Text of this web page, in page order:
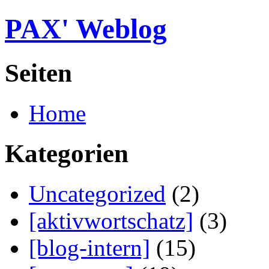
PAX' Weblog
Seiten
Home
Kategorien
Uncategorized (2)
[aktivwortschatz] (3)
[blog-intern] (15)